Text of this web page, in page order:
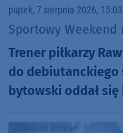
piątek, 7 sierpnia 2026, 15:03
Sportowy Weekend
Trener piłkarzy
do debiutanckiego
bytowski oddał